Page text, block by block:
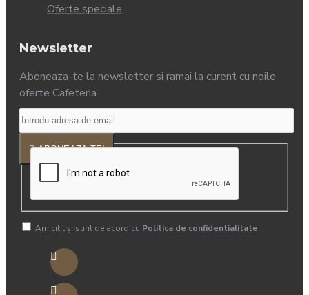
Oferte speciale
Newsletter
Aboneaza-te la newsletter si ramai la curent cu noile
oferte Cafeteria
ABONEAZA-TE!
Am citit şi sunt de acord cu Politica de confidentialitate